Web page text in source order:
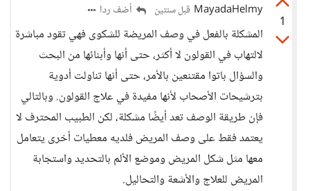
1
MayadaHelmy قبل سنتين أضف ردا
المشكلة بالفعل في وصف المريضة للشكوى فهي تقود مباشرة
لالتهاب في القولون لا أكثر، حتى أنها وأبنائها من البحث
والسؤال باتوا مقتنعين بالأمر، حتى أنها تناولت أدوية
بترشيحات الأصحاب لأنها مفيدة في علاج القولون. وبالتالي
فإن طريقة الوصف تعد أيضًا مشكلة، لكن الطبيب المحترف لا
يعتمد فقط على وصف المريض فلديه معطيات أخرى يتعامل
معها مثل شكل المريض وموضع الألم بالتحديد واستجابة
المريض للعلاج والأشعة والتحاليل.